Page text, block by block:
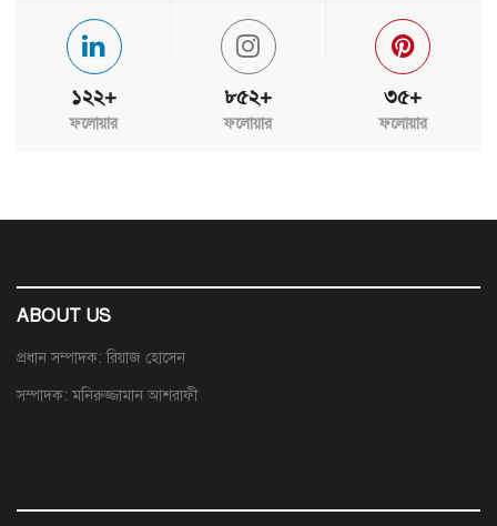
১২২+
ফলোয়ার
৮৫২+
ফলোয়ার
৩৫+
ফলোয়ার
ABOUT US
প্রধান সম্পাদক: রিয়াজ হোসেন
সম্পাদক: মনিরুজ্জামান আশরাফী